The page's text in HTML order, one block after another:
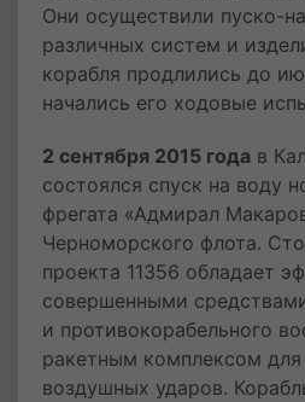
Они осуществили пуско-
различных систем и
корабля продлились до
начались его ходовые
2 сентября 2015 года в
состоялся спуск на воду
фрегата «Адмирал
Черноморского флота.
проекта 11356 обладает
совершенными
и противокорабельного
ракетным комплексом
воздушных ударов.